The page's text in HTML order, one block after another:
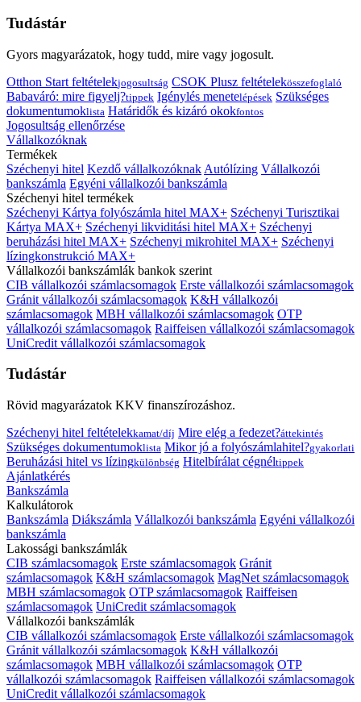
Tudástár
Gyors magyarázatok, hogy tudd, mire vagy jogosult.
Otthon Start feltételekjogosultság CSOK Plusz feltételekösszefoglaló
Babaváró: mire figyelj?tippek Igénylés menetelépések Szükséges
dokumentumoklista Határidők és kizáró okokfontos
Jogosultság ellenőrzése
Vállalkozóknak
Termékek
Széchenyi hitel Kezdő vállalkozóknak Autólízing Vállalkozói
bankszámla Egyéni vállalkozói bankszámla
Széchenyi hitel termékek
Széchenyi Kártya folyószámla hitel MAX+ Széchenyi Turisztikai
Kártya MAX+ Széchenyi likviditási hitel MAX+ Széchenyi
beruházási hitel MAX+ Széchenyi mikrohitel MAX+ Széchenyi
lízingkonstrukció MAX+
Vállalkozói bankszámlák bankok szerint
CIB vállalkozói számlacsomagok Erste vállalkozói számlacsomagok
Gránit vállalkozói számlacsomagok K&H vállalkozói
számlacsomagok MBH vállalkozói számlacsomagok OTP
vállalkozói számlacsomagok Raiffeisen vállalkozói számlacsomagok
UniCredit vállalkozói számlacsomagok
Tudástár
Rövid magyarázatok KKV finanszírozáshoz.
Széchenyi hitel feltételekkamat/díj Mire elég a fedezet?áttekintés
Szükséges dokumentumoklista Mikor jó a folyószámlahitel?gyakorlati
Beruházási hitel vs lízingkülönbség Hitelbírálat cégnéltippek
Ajánlatkérés
Bankszámla
Kalkulátorok
Bankszámla Diákszámla Vállalkozói bankszámla Egyéni vállalkozói
bankszámla
Lakossági bankszámlák
CIB számlacsomagok Erste számlacsomagok Gránit
számlacsomagok K&H számlacsomagok MagNet számlacsomagok
MBH számlacsomagok OTP számlacsomagok Raiffeisen
számlacsomagok UniCredit számlacsomagok
Vállalkozói bankszámlák
CIB vállalkozói számlacsomagok Erste vállalkozói számlacsomagok
Gránit vállalkozói számlacsomagok K&H vállalkozói
számlacsomagok MBH vállalkozói számlacsomagok OTP
vállalkozói számlacsomagok Raiffeisen vállalkozói számlacsomagok
UniCredit vállalkozói számlacsomagok